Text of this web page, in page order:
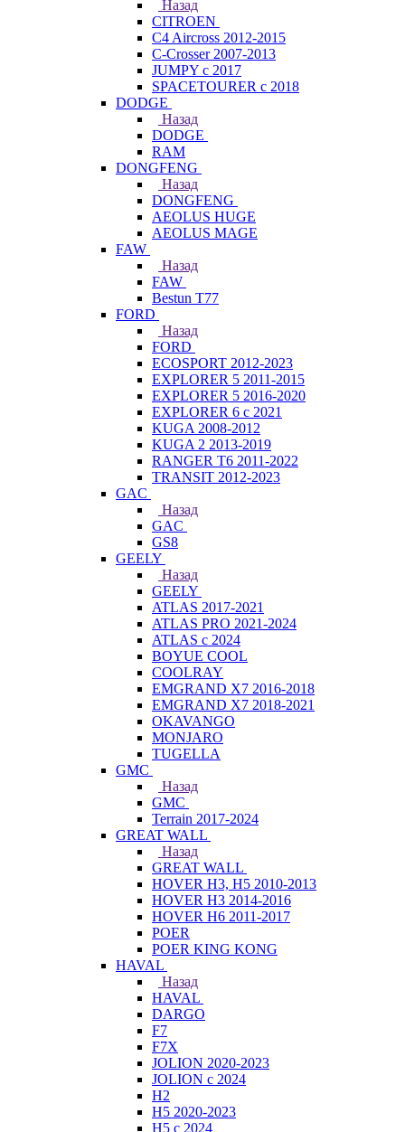
Назад
CITROEN
C4 Aircross 2012-2015
C-Crosser 2007-2013
JUMPY с 2017
SPACETOURER с 2018
DODGE
Назад
DODGE
RAM
DONGFENG
Назад
DONGFENG
AEOLUS HUGE
AEOLUS MAGE
FAW
Назад
FAW
Bestun T77
FORD
Назад
FORD
ECOSPORT 2012-2023
EXPLORER 5 2011-2015
EXPLORER 5 2016-2020
EXPLORER 6 с 2021
KUGA 2008-2012
KUGA 2 2013-2019
RANGER T6 2011-2022
TRANSIT 2012-2023
GAC
Назад
GAC
GS8
GEELY
Назад
GEELY
ATLAS 2017-2021
ATLAS PRO 2021-2024
ATLAS с 2024
BOYUE COOL
COOLRAY
EMGRAND X7 2016-2018
EMGRAND X7 2018-2021
OKAVANGO
MONJARO
TUGELLA
GMC
Назад
GMC
Terrain 2017-2024
GREAT WALL
Назад
GREAT WALL
HOVER H3, H5 2010-2013
HOVER H3 2014-2016
HOVER H6 2011-2017
POER
POER KING KONG
HAVAL
Назад
HAVAL
DARGO
F7
F7X
JOLION 2020-2023
JOLION с 2024
H2
H5 2020-2023
H5 с 2024